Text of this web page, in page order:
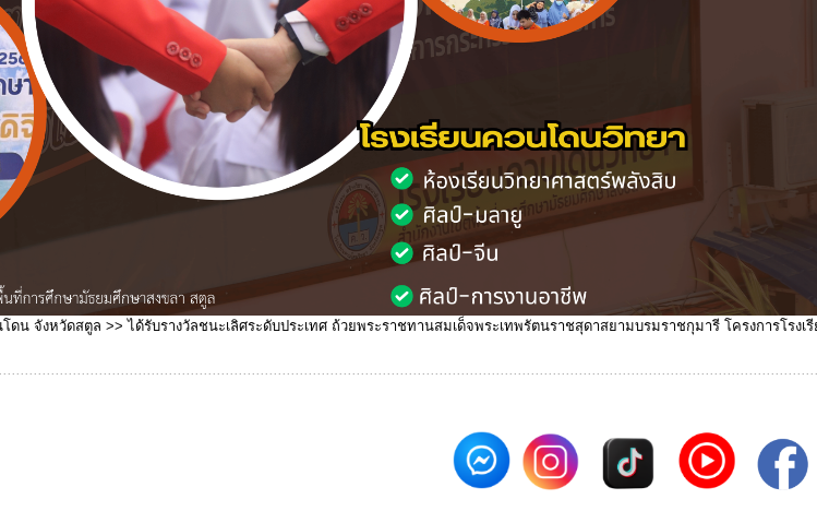
งวัลชนะเลิศระดับประเทศ ถ้วยพระราชทานสมเด็จพระเทพรัตนราชสุดาสยามบรมราชกุมารี โครงการโรงเรียนปลอดขยะ (Zero